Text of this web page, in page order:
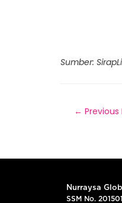
Sumber:
← Previous
Nurraysa
SSM No.